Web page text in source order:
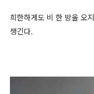
희한하게도 비 한 방울 오
생긴다.